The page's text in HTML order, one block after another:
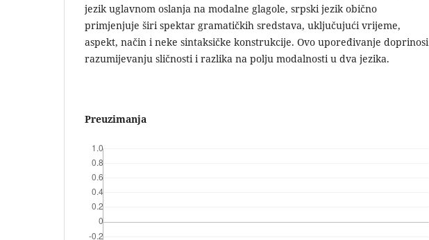
jezik uglavnom oslanja na modalne glagole, srpski jezik obično
primjenjuje širi spektar gramatičkih sredstava, uključujući vrijeme,
aspekt, način i neke sintaksičke konstrukcije. Ovo upoređivanje doprinosi
razumijevanju sličnosti i razlika na polju modalnosti u dva jezika.
Preuzimanja